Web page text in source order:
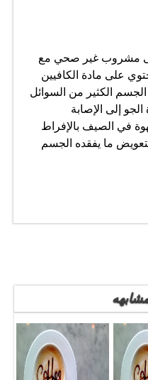
مشروب غير صحي مع
على مادة الكافيين
الكثير من السوائل
إلى الإصابة
في الصيف بالإفراط
ما يفقده الجسم